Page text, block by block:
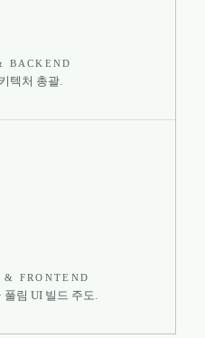
BACKEND
텍처 총괄.
& FRONTEND
풀림 UI 빌드 주도.